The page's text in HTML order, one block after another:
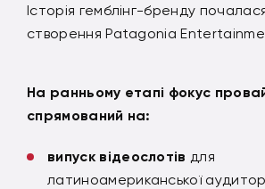
Історія гемблінг-бренду
створення Patagonia
На ранньому етапі фокус
спрямований на:
випуск відеослотів для
латиноамериканської